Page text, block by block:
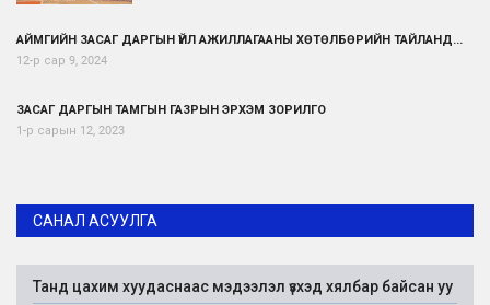
АЙМГИЙН ЗАСАГ ДАРГЫН ҮЙЛ АЖИЛЛАГААНЫ ХӨТӨЛБӨРИЙН ТАЙЛАНД...
12-р сар 9, 2024
ЗАСАГ ДАРГЫН ТАМГЫН ГАЗРЫН ЭРХЭМ ЗОРИЛГО
1-р сарын 12, 2023
САНАЛ АСУУЛГА
Танд цахим хуудаснаас мэдээлэл үзхэд хялбар байсан уу